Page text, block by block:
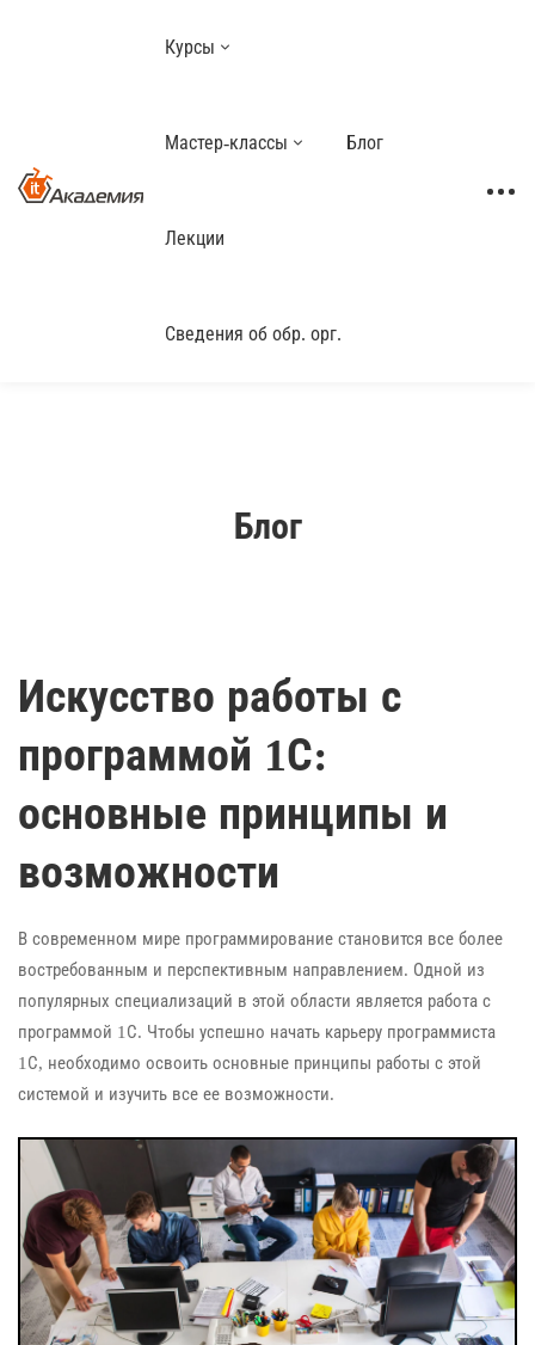
Курсы
Мастер-классы Блог
Лекции
Сведения об обр. орг.
Блог
Искусство работы с
программой 1С:
основные принципы и
возможности
В современном мире программирование становится все более
востребованным и перспективным направлением. Одной из
популярных специализаций в этой области является работа с
программой 1С. Чтобы успешно начать карьеру программиста
1С, необходимо освоить основные принципы работы с этой
системой и изучить все ее возможности.